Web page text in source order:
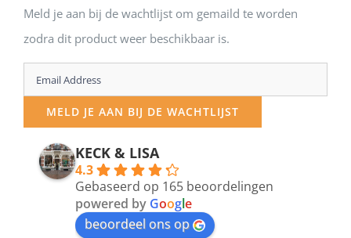
Meld je aan bij de wachtlijst om gemaild te worden
zodra dit product weer beschikbaar is.
Enter
your
email
address
MELD JE AAN BIJ DE WACHTLIJST
KECK & LISA
4.3
Gebaseerd op 165 beoordelingen
powered by Google
beoordeel ons op